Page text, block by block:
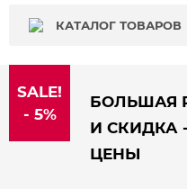
КАТАЛОГ ТОВАРОВ
SALE!
- 5%
БОЛЬШАЯ
И СКИДКА
ЦЕНЫ